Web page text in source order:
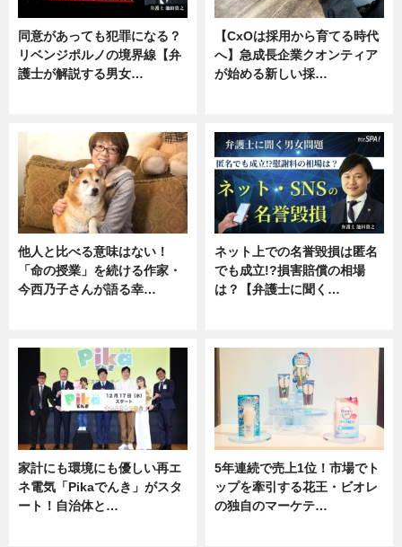
同意があっても犯罪になる？
リベンジポルノの境界線【弁
護士が解説する男女…
【CxOは採用から育てる時代
へ】急成長企業クオンティア
が始める新しい採…
他人と比べる意味はない！
「命の授業」を続ける作家・
今西乃子さんが語る幸…
ネット上での名誉毀損は匿名
でも成立!?損害賠償の相場
は？【弁護士に聞く…
家計にも環境にも優しい再エ
ネ電気「Pikaでんき」がスタ
ート！自治体と…
5年連続で売上1位！市場でト
ップを牽引する花王・ビオレ
の独自のマーケテ…